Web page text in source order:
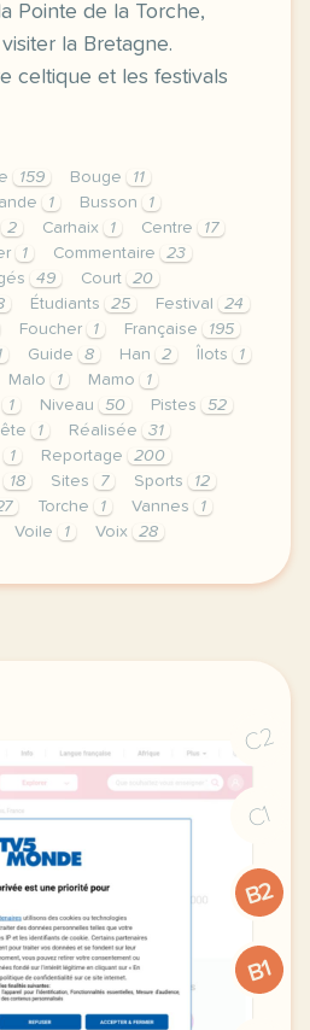
Pointe de la Torche,
la Bretagne.
celtique et les festivals
159 Bouge
11
1 Busson
1
2 Carhaix 1 Centre
17
1 Commentaire
23
49 Court
20
Étudiants 25 Festival
24
Foucher 1 Française
195
Guide 8 Han 2 Îlots
1
Malo 1 Mamo
1
1 Niveau 50 Pistes
52
1 Réalisée
31
1 Reportage
200
18 Sites 7 Sports
12
Torche 1 Vannes
1
Voile 1 Voix 28
vie privee est une priorite
C2
C1
B2
B1